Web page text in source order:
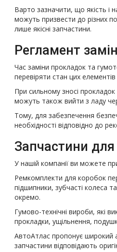
Варто зазначити, що якість і
можуть призвести до різних
лише якісні запчастини.
Регламент
Час заміни прокладок та
перевіряти стан цих
При сильному зносі
можуть також вийти з ладу
Тому, для забезпечення
необхідності відповідно до
Запчастини
У нашій компанії ви можете
Ремкомплекти для коробок
підшипники, зубчасті колеса
окремо.
Гумово-технічні вироби, які
прокладки, ущільнення,
АвтоАтлас пропонує широкий
запчастини відповідають